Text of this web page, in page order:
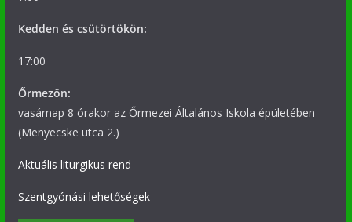
Kedden és csütörtökön:
17:00
Őrmezőn:
vasárnap 8 órakor az Őrmezei Általános Iskola épületében
(Menyecske utca 2.)
Aktuális liturgikus rend
Szentgyónási lehetőségek